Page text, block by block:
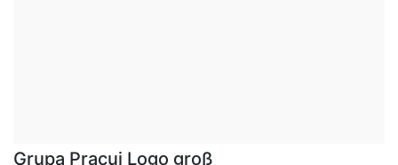
Grupa Pracuj Logo groß